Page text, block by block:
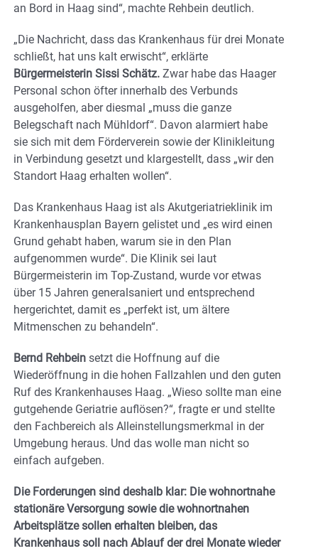
an Bord in Haag sind“, machte Rehbein deutlich.
„Die Nachricht, dass das Krankenhaus für drei Monate
schließt, hat uns kalt erwischt“, erklärte
Bürgermeisterin Sissi Schätz. Zwar habe das Haager
Personal schon öfter innerhalb des Verbunds
ausgeholfen, aber diesmal „muss die ganze
Belegschaft nach Mühldorf“. Davon alarmiert habe
sie sich mit dem Förderverein sowie der Klinikleitung
in Verbindung gesetzt und klargestellt, dass „wir den
Standort Haag erhalten wollen“.
Das Krankenhaus Haag ist als Akutgeriatrieklinik im
Krankenhausplan Bayern gelistet und „es wird einen
Grund gehabt haben, warum sie in den Plan
aufgenommen wurde“. Die Klinik sei laut
Bürgermeisterin im Top-Zustand, wurde vor etwas
über 15 Jahren generalsaniert und entsprechend
hergerichtet, damit es „perfekt ist, um ältere
Mitmenschen zu behandeln“.
Bernd Rehbein setzt die Hoffnung auf die
Wiederöffnung in die hohen Fallzahlen und den guten
Ruf des Krankenhauses Haag. „Wieso sollte man eine
gutgehende Geriatrie auflösen?“, fragte er und stellte
den Fachbereich als Alleinstellungsmerkmal in der
Umgebung heraus. Und das wolle man nicht so
einfach aufgeben.
Die Forderungen sind deshalb klar: Die wohnortnahe
stationäre Versorgung sowie die wohnortnahen
Arbeitsplätze sollen erhalten bleiben, das
Krankenhaus soll nach Ablauf der drei Monate wieder